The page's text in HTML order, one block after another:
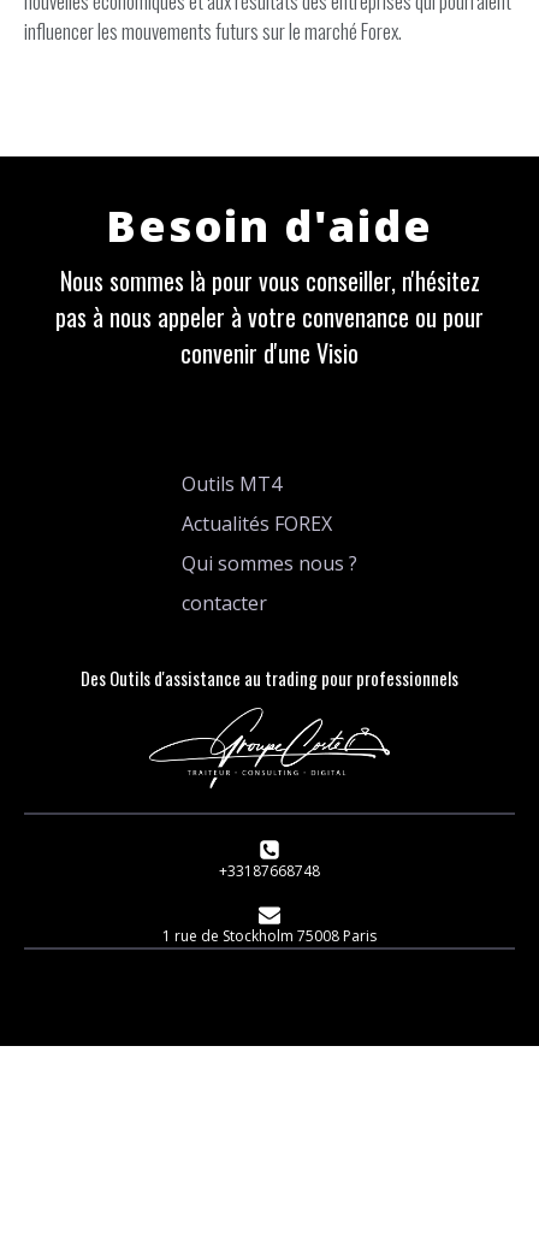
influencer les mouvements futurs sur le marché Forex.
Besoin d'aide
Nous sommes là pour vous conseiller, n'hésitez
pas à nous appeler à votre convenance ou pour
convenir d'une Visio
Outils MT4
Actualités FOREX
Qui sommes nous ?
contacter
Des Outils d'assistance au trading pour professionnels
+33187668748
1 rue de Stockholm 75008 Paris